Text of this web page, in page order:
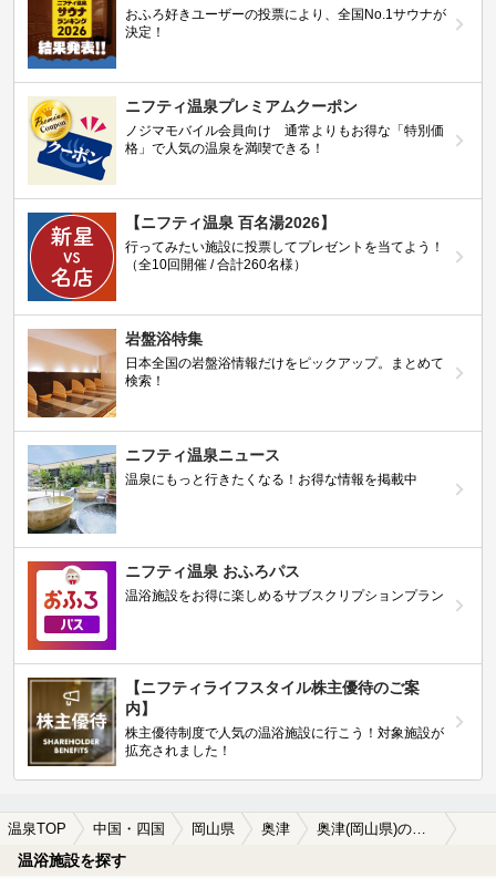
おふろ好きユーザーの投票により、全国No.1サウナが
決定！
ニフティ温泉プレミアムクーポン
ノジマモバイル会員向け 通常よりもお得な「特別価
格」で人気の温泉を満喫できる！
【ニフティ温泉 百名湯2026】
行ってみたい施設に投票してプレゼントを当てよう！
（全10回開催 / 合計260名様）
岩盤浴特集
日本全国の岩盤浴情報だけをピックアップ。まとめて
検索！
ニフティ温泉ニュース
温泉にもっと行きたくなる！お得な情報を掲載中
ニフティ温泉 おふろパス
温浴施設をお得に楽しめるサブスクリプションプラン
【ニフティライフスタイル株主優待のご案
内】
株主優待制度で人気の温浴施設に行こう！対象施設が
拡充されました！
温泉TOP 中国・四国 岡山県 奥津
温浴施設を探す